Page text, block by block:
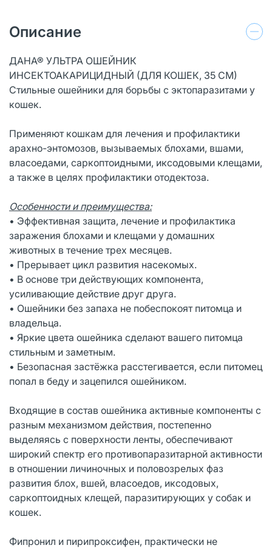
Описание
ДАНА® УЛЬТРА ОШЕЙНИК
ИНСЕКТОАКАРИЦИДНЫЙ (ДЛЯ КОШЕК, 35 СМ)
Стильные ошейники для борьбы с эктопаразитами у
кошек.
Применяют кошкам для лечения и профилактики
арахно-энтомозов, вызываемых блохами, вшами,
власоедами, саркоптоидными, иксодовыми клещами,
а также в целях профилактики отодектоза.
Особенности и преимущества:
• Эффективная защита, лечение и профилактика
заражения блохами и клещами у домашних
животных в течение трех месяцев.
• Прерывает цикл развития насекомых.
• В основе три действующих компонента,
усиливающие действие друг друга.
• Ошейники без запаха не побеспокоят питомца и
владельца.
• Яркие цвета ошейника сделают вашего питомца
стильным и заметным.
• Безопасная застёжка расстегивается, если питомец
попал в беду и зацепился ошейником.
Входящие в состав ошейника активные компоненты с
разным механизмом действия, постепенно
выделяясь с поверхности ленты, обеспечивают
широкий спектр его противопаразитарной активности
в отношении личиночных и половозрелых фаз
развития блох, вшей, власоедов, иксодовых,
саркоптоидных клещей, паразитирующих у собак и
кошек.
Фипронил и пирипроксифен, практически не